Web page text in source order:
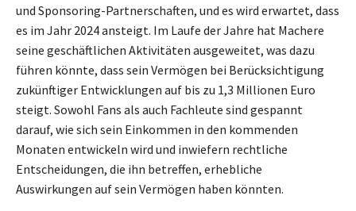
und Sponsoring-Partnerschaften, und es wird erwartet, dass
es im Jahr 2024 ansteigt. Im Laufe der Jahre hat Machere
seine geschäftlichen Aktivitäten ausgeweitet, was dazu
führen könnte, dass sein Vermögen bei Berücksichtigung
zukünftiger Entwicklungen auf bis zu 1,3 Millionen Euro
steigt. Sowohl Fans als auch Fachleute sind gespannt
darauf, wie sich sein Einkommen in den kommenden
Monaten entwickeln wird und inwiefern rechtliche
Entscheidungen, die ihn betreffen, erhebliche
Auswirkungen auf sein Vermögen haben könnten.